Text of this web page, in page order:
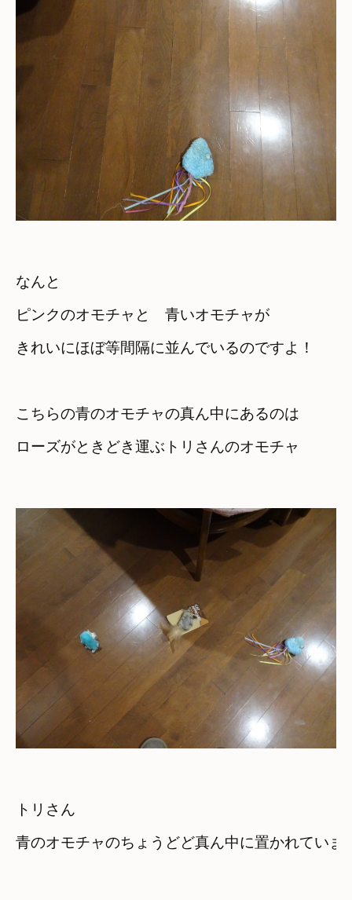
なんと
ピンクのオモチャと　青いオモチャが
きれいにほぼ等間隔に並んでいるのですよ！
こちらの青のオモチャの真ん中にあるのは
ローズがときどき運ぶトリさんのオモチャ
トリさん
青のオモチャのちょうどど真ん中に置かれていま